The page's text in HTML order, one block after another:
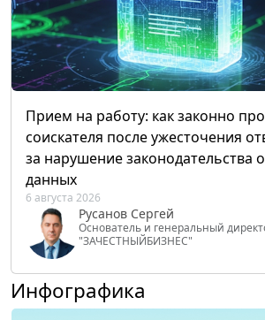
Прием на работу: как законно
соискателя после ужесточения
за нарушение законодательства
данных
6 августа 2026
Русанов Сергей
Основатель и генеральный
"ЗАЧЕСТНЫЙБИЗНЕС"
Инфографика